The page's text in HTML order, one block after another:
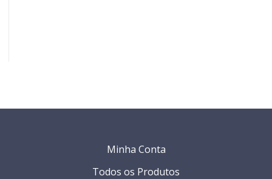
Minha Conta
Todos os Produtos